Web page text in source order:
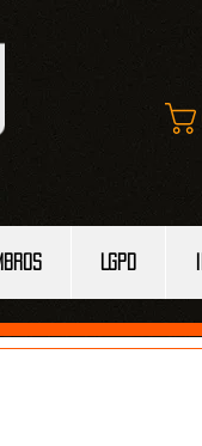
LGPD